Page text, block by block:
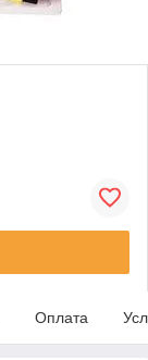
Оплата